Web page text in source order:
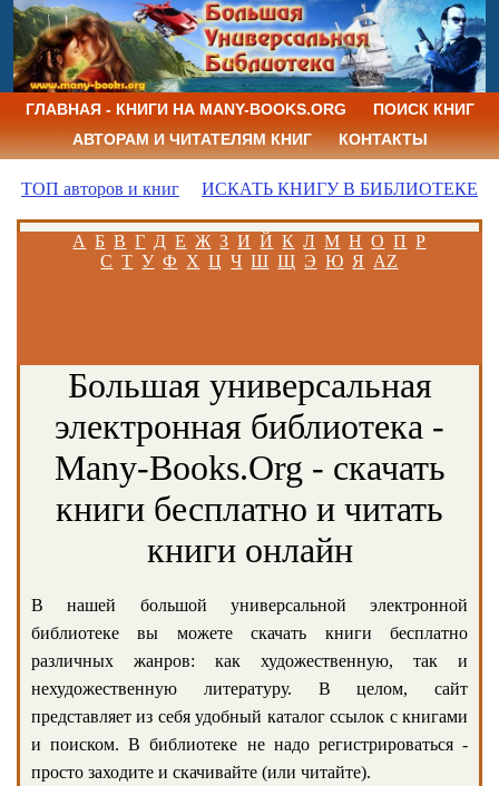
ГЛАВНАЯ - КНИГИ НА MANY-BOOKS.ORG
ПОИСК КНИГ
АВТОРАМ И ЧИТАТЕЛЯМ КНИГ
КОНТАКТЫ
ТОП авторов и книг ИСКАТЬ КНИГУ В БИБЛИОТЕКЕ
А Б В Г Д Е Ж З И Й К Л М Н О П Р
С Т У Ф Х Ц Ч Ш Щ Э Ю Я AZ
Большая универсальная
электронная библиотека -
Many-Books.Org - скачать
книги бесплатно и читать
книги онлайн
В нашей большой универсальной электронной
библиотеке вы можете скачать книги бесплатно
различных жанров: как художественную, так и
нехудожественную литературу. В целом, сайт
представляет из себя удобный каталог ссылок с книгами
и поиском. В библиотеке не надо регистрироваться -
просто заходите и скачивайте (или читайте).